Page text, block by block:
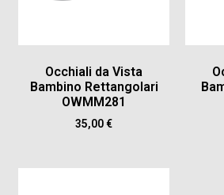
Occhiali da Vista
Bambino Rettangolari
OWMM281
35,00€